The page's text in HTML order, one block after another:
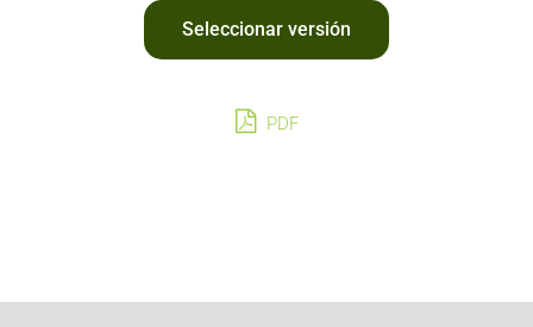
Seleccionar versión
PDF